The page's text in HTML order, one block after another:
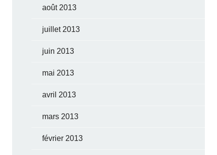
août 2013
juillet 2013
juin 2013
mai 2013
avril 2013
mars 2013
février 2013